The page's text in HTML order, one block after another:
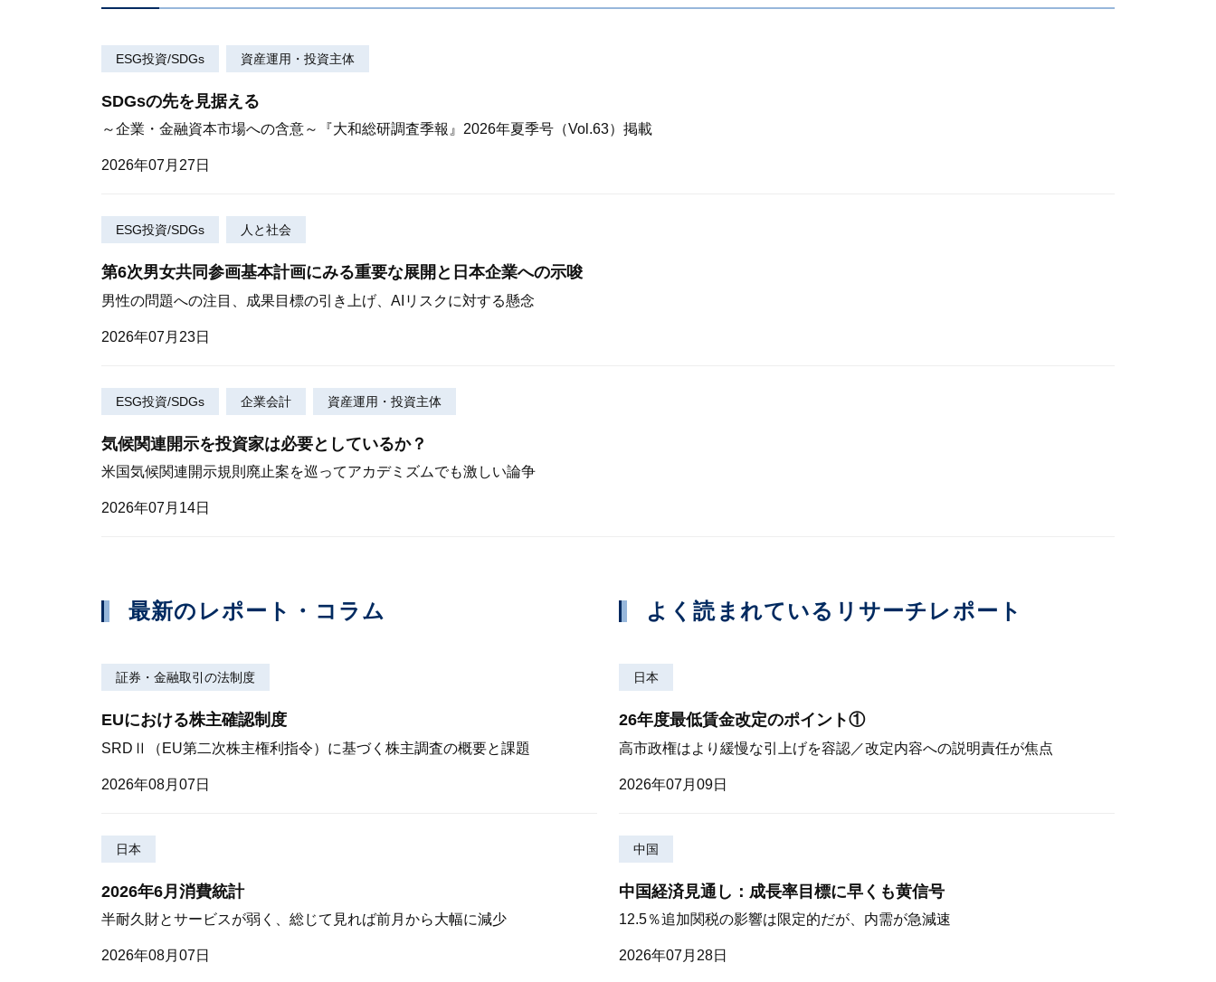
ESG投資/SDGs 資産運用・投資主体
SDGsの先を見据える
～企業・金融資本市場への含意～『大和総研調査季報』2026年夏季号（Vol.63）掲載
2026年07月27日
ESG投資/SDGs 人と社会
第6次男女共同参画基本計画にみる重要な展開と日本企業への示唆
男性の問題への注目、成果目標の引き上げ、AIリスクに対する懸念
2026年07月23日
ESG投資/SDGs 企業会計 資産運用・投資主体
気候関連開示を投資家は必要としているか？
米国気候関連開示規則廃止案を巡ってアカデミズムでも激しい論争
2026年07月14日
最新のレポート・コラム
証券・金融取引の法制度
EUにおける株主確認制度
SRDⅡ（EU第二次株主権利指令）に基づく株主調査の概要と課題
2026年08月07日
日本
2026年6月消費統計
半耐久財とサービスが弱く、総じて見れば前月から大幅に減少
2026年08月07日
よく読まれているリサーチレポート
日本
26年度最低賃金改定のポイント①
高市政権はより緩慢な引上げを容認／改定内容への説明責任が焦点
2026年07月09日
中国
中国経済見通し：成長率目標に早くも黄信号
12.5％追加関税の影響は限定的だが、内需が急減速
2026年07月28日